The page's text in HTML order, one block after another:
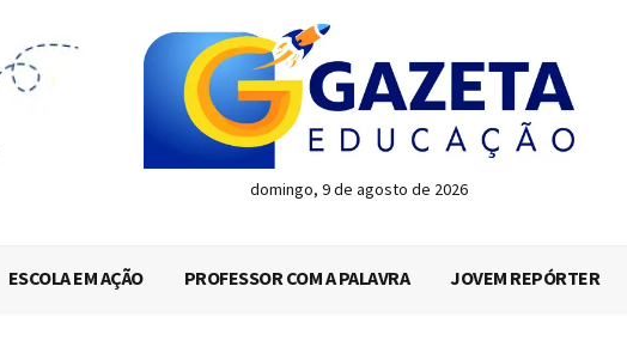
domingo, 9 de agosto de 2026
ESCOLA EM AÇÃO PROFESSOR COM A PALAVRA JOVEM REPÓRTER